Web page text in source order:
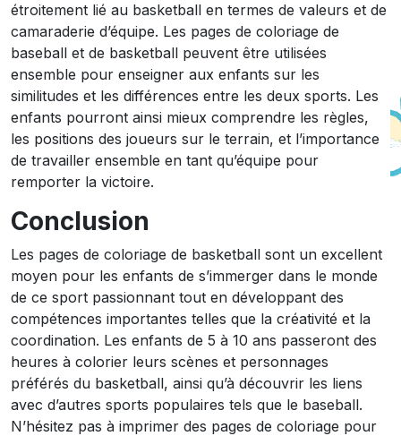
étroitement lié au basketball en termes de valeurs et de
camaraderie d’équipe. Les pages de coloriage de
baseball et de basketball peuvent être utilisées
ensemble pour enseigner aux enfants sur les
similitudes et les différences entre les deux sports. Les
enfants pourront ainsi mieux comprendre les règles,
les positions des joueurs sur le terrain, et l’importance
de travailler ensemble en tant qu’équipe pour
remporter la victoire.
Conclusion
Les pages de coloriage de basketball sont un excellent
moyen pour les enfants de s’immerger dans le monde
de ce sport passionnant tout en développant des
compétences importantes telles que la créativité et la
coordination. Les enfants de 5 à 10 ans passeront des
heures à colorier leurs scènes et personnages
préférés du basketball, ainsi qu’à découvrir les liens
avec d’autres sports populaires tels que le baseball.
N’hésitez pas à imprimer des pages de coloriage pour